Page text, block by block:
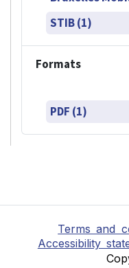
STIB (1)
Formats
PDF (1)
Terms and
Accessibility